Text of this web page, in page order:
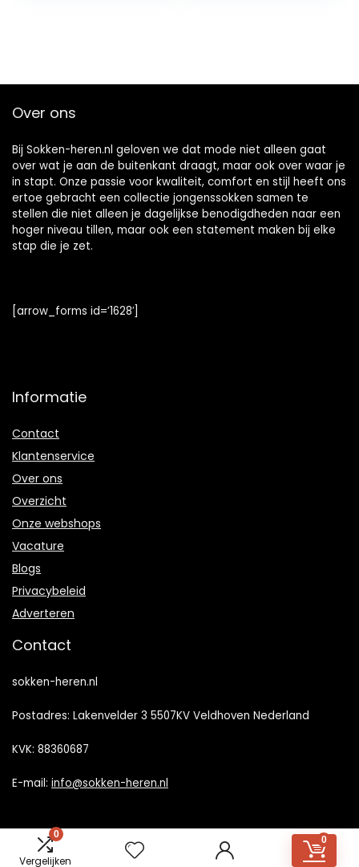
0
Vergelijken
0
Over ons
Bij Sokken-heren.nl geloven we dat mode niet alleen gaat
over wat je aan de buitenkant draagt, maar ook over waar je
in stapt. Onze passie voor kwaliteit, comfort en stijl heeft ons
ertoe gebracht een collectie jongenssokken samen te
stellen die niet alleen je dagelijkse benodigdheden naar een
hoger niveau tillen, maar ook een statement maken bij elke
stap die je zet.
[arrow_forms id=’1628′]
Informatie
Contact
Klantenservice
Over ons
Overzicht
Onze webshops
Vacature
Blogs
Privacybeleid
Adverteren
Contact
sokken-heren.nl
Postadres: Lakenvelder 3 5507KV Veldhoven Nederland
KVK: 88360687
E-mail: info@sokken-heren.nl